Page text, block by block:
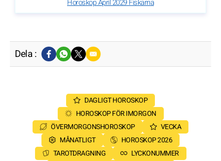
Horoskop April 2029 Fiskarna
Dela :
DAGLIGT HOROSKOP
HOROSKOP FÖR IMORGON
ÖVERMORGONSHOROSKOP
VECKA
MÅNATLIGT
HOROSKOP 2026
TAROTDRAGNING
LYCKONUMMER